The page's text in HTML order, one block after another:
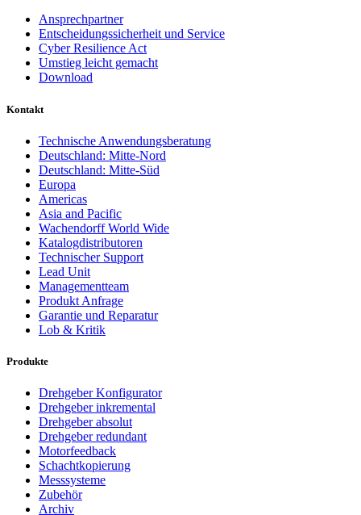
Ansprechpartner
Entscheidungssicherheit und Service
Cyber Resilience Act
Umstieg leicht gemacht
Download
Kontakt
Technische Anwendungsberatung
Deutschland: Mitte-Nord
Deutschland: Mitte-Süd
Europa
Americas
Asia and Pacific
Wachendorff World Wide
Katalogdistributoren
Technischer Support
Lead Unit
Managementteam
Produkt Anfrage
Garantie und Reparatur
Lob & Kritik
Produkte
Drehgeber Konfigurator
Drehgeber inkremental
Drehgeber absolut
Drehgeber redundant
Motorfeedback
Schachtkopierung
Messsysteme
Zubehör
Archiv